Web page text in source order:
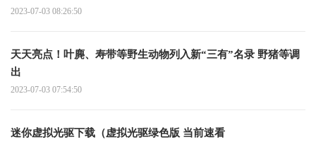
2023-07-03 08:26:50
天天亮点！叶麂、寿带等野生动物列入新“三有”名录 野猪等调
出
2023-07-03 07:54:50
迷你虚拟光驱下载（虚拟光驱绿色版 当前速看